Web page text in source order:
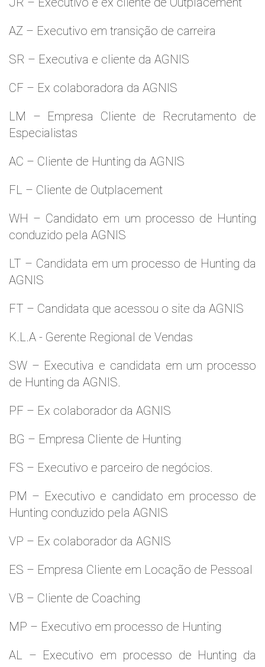
AZ – Executivo em transição de carreira
SR – Executiva e cliente da AGNIS
CF – Ex colaboradora da AGNIS
LM – Empresa Cliente de Recrutamento de
Especialistas
AC – Cliente de Hunting da AGNIS
FL – Cliente de Outplacement
WH – Candidato em um processo de Hunting
conduzido pela AGNIS
LT – Candidata em um processo de Hunting da
AGNIS
FT – Candidata que acessou o site da AGNIS
K.L.A - Gerente Regional de Vendas
SW – Executiva e candidata em um processo
de Hunting da AGNIS.
PF – Ex colaborador da AGNIS
BG – Empresa Cliente de Hunting
FS – Executivo e parceiro de negócios.
PM – Executivo e candidato em processo de
Hunting conduzido pela AGNIS
VP – Ex colaborador da AGNIS
ES – Empresa Cliente em Locação de Pessoal
VB – Cliente de Coaching
MP – Executivo em processo de Hunting
AL – Executivo em processo de Hunting da